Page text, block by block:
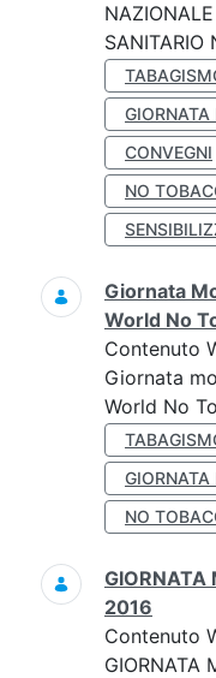
SANITARIO
CONVEGNI
NO
Giornata
World No
Contenuto
Giornata
World No
NO
GIORNATA
2016
Contenuto
GIORNATA